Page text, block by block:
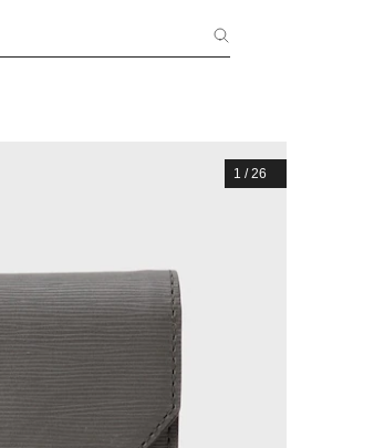
1 /26